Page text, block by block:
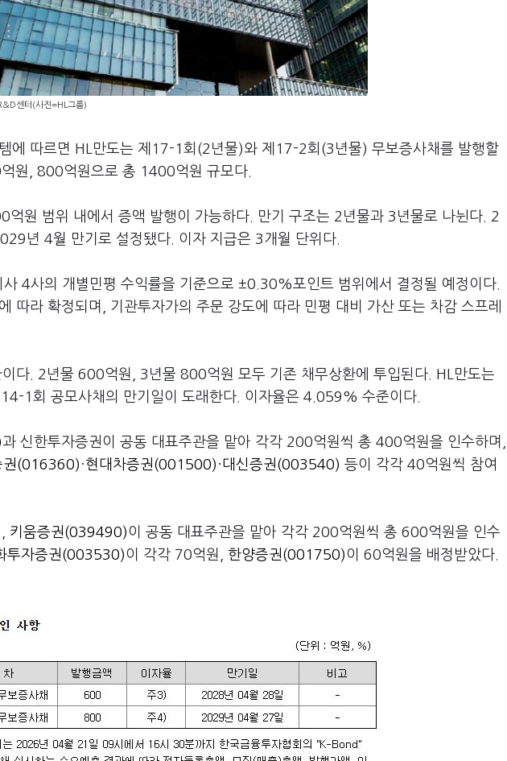
센터(사진=HL그룹)
에 따르면 HL만도는 제17-1회(2년물)와 제17-2회(3년물) 무보증사채를 발행할
원, 800억원으로 총 1400억원 규모다.
억원 범위 내에서 증액 발행이 가능하다. 만기 구조는 2년물과 3년물로 나뉜다. 2
년 4월 만기로 설정됐다. 이자 지급은 3개월 단위다.
4사의 개별민평 수익률을 기준으로 ±0.30%포인트 범위에서 결정될 예정이다.
따라 확정되며, 기관투자가의 주문 강도에 따라 민평 대비 가산 또는 차감 스프레
다. 2년물 600억원, 3년물 800억원 모두 기존 채무상환에 투입된다. HL만도는
1회 공모사채의 만기일이 도래한다. 이자율은 4.059% 수준이다.
과 신한투자증권이 공동 대표주관을 맡아 각각 200억원씩 총 400억원을 인수하며,
권(016360) ·현대차증권(001500) ·대신증권(003540) 등이 각각 40억원씩 참여
키움증권(039490)이 공동 대표주관을 맡아 각각 200억원씩 총 600억원을 인수
투자증권(003530)이 각각 70억원, 한양증권(001750)이 60억원을 배정받았다.